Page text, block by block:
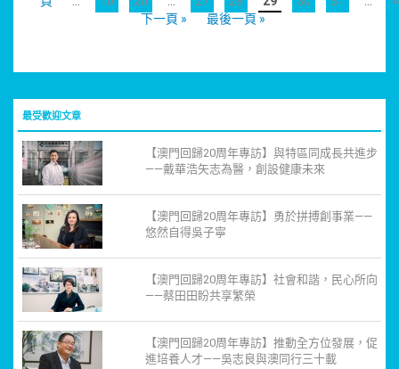
下一頁 »
最後一頁 »
最受歡迎文章
【澳門回歸20周年專訪】與特區同成長共進步
——戴華浩矢志為醫，創設健康未來
【澳門回歸20周年專訪】勇於拼搏創事業——
悠然自得吳子寧
【澳門回歸20周年專訪】社會和諧，民心所向
——蔡田田盼共享繁榮
【澳門回歸20周年專訪】推動全方位發展，促
進培養人才——吳志良與澳同行三十載